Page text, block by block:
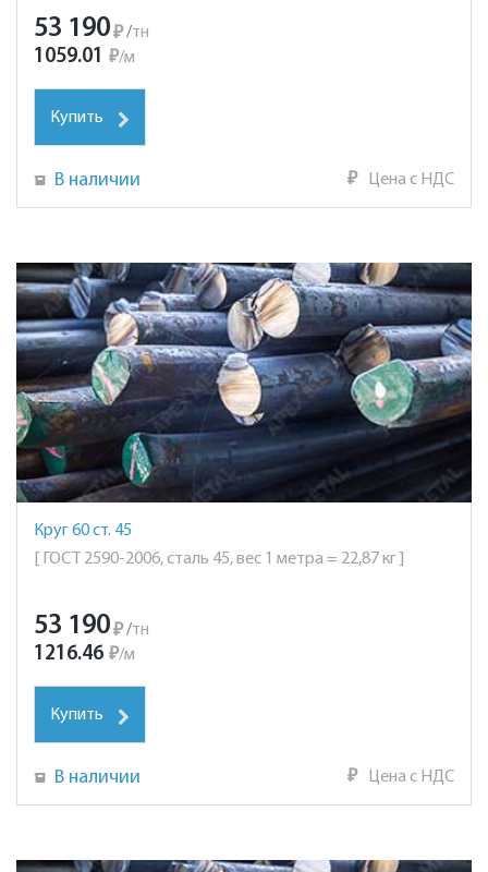
53 190₽ /тн
1059.01 ₽/м
Купить
В наличии ₽ Цена с НДС
Круг 60 ст. 45
[ ГОСТ 2590-2006, сталь 45, вес 1 метра = 22,87 кг ]
53 190₽ /тн
1216.46 ₽/м
Купить
В наличии ₽ Цена с НДС